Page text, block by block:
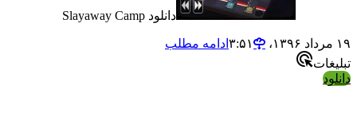
دانلود Slayaway Camp
ادامه مطلب